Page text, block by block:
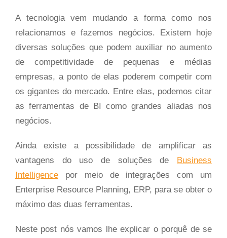
A tecnologia vem mudando a forma como nos
relacionamos e fazemos negócios. Existem hoje
diversas soluções que podem auxiliar no aumento
de competitividade de pequenas e médias
empresas, a ponto de elas poderem competir com
os gigantes do mercado. Entre elas, podemos citar
as ferramentas de BI como grandes aliadas nos
negócios.
Ainda existe a possibilidade de amplificar as
vantagens do uso de soluções de
Business
Intelligence por meio de integrações com um
Enterprise Resource Planning, ERP, para se obter o
máximo das duas ferramentas.
Neste post nós vamos lhe explicar o porquê de se